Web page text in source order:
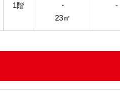
1階
・
23㎡
-